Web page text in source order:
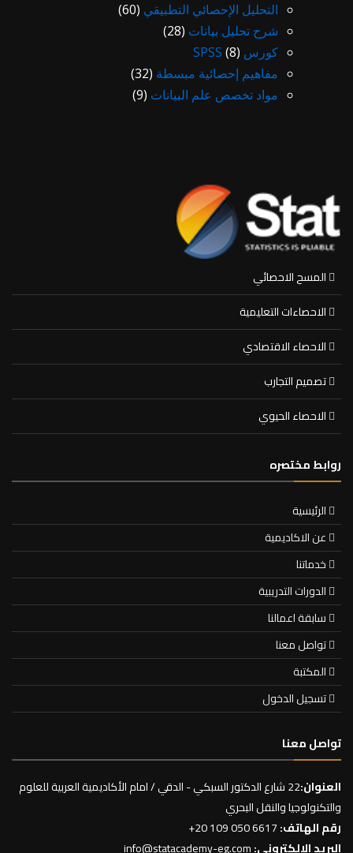
التحليل الإحصائي التطبيقي (60)
شرح تحليل بيانات (28)
كورس SPSS (8)
مفاهيم إحصائية مبسطة (32)
مواد تخصص علم البيانات (9)
المسح الاحصائي
الاحصاءات التعليمية
الاحصاء الاقتصادي
تصميم التجارب
الاحصاء الحيوي
روابط مختصره
الرئيسية
عن الاكاديمية
خدماتنا
الدورات التدريبية
سابقة اعمالنا
تواصل معنا
المكتبة
تسجيل الدخول
تواصل معنا
العنوان:
22 شارع الدكتور السبكي - الدقي / امام الأكاديمية العربية للعلوم
والتكنولوجيا والنقل البحري
رقم الهاتف:+20 109 050 6617
البريد الالكتروني: